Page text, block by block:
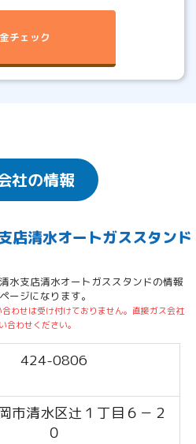
チェック
社の情報
店清水オートガススタンド
水支店清水オートガススタンドの情報
ージになります。
わせは受け付けておりません。直接ガス会社
合わせください。
424-0806
市清水区辻１丁目６－２
０